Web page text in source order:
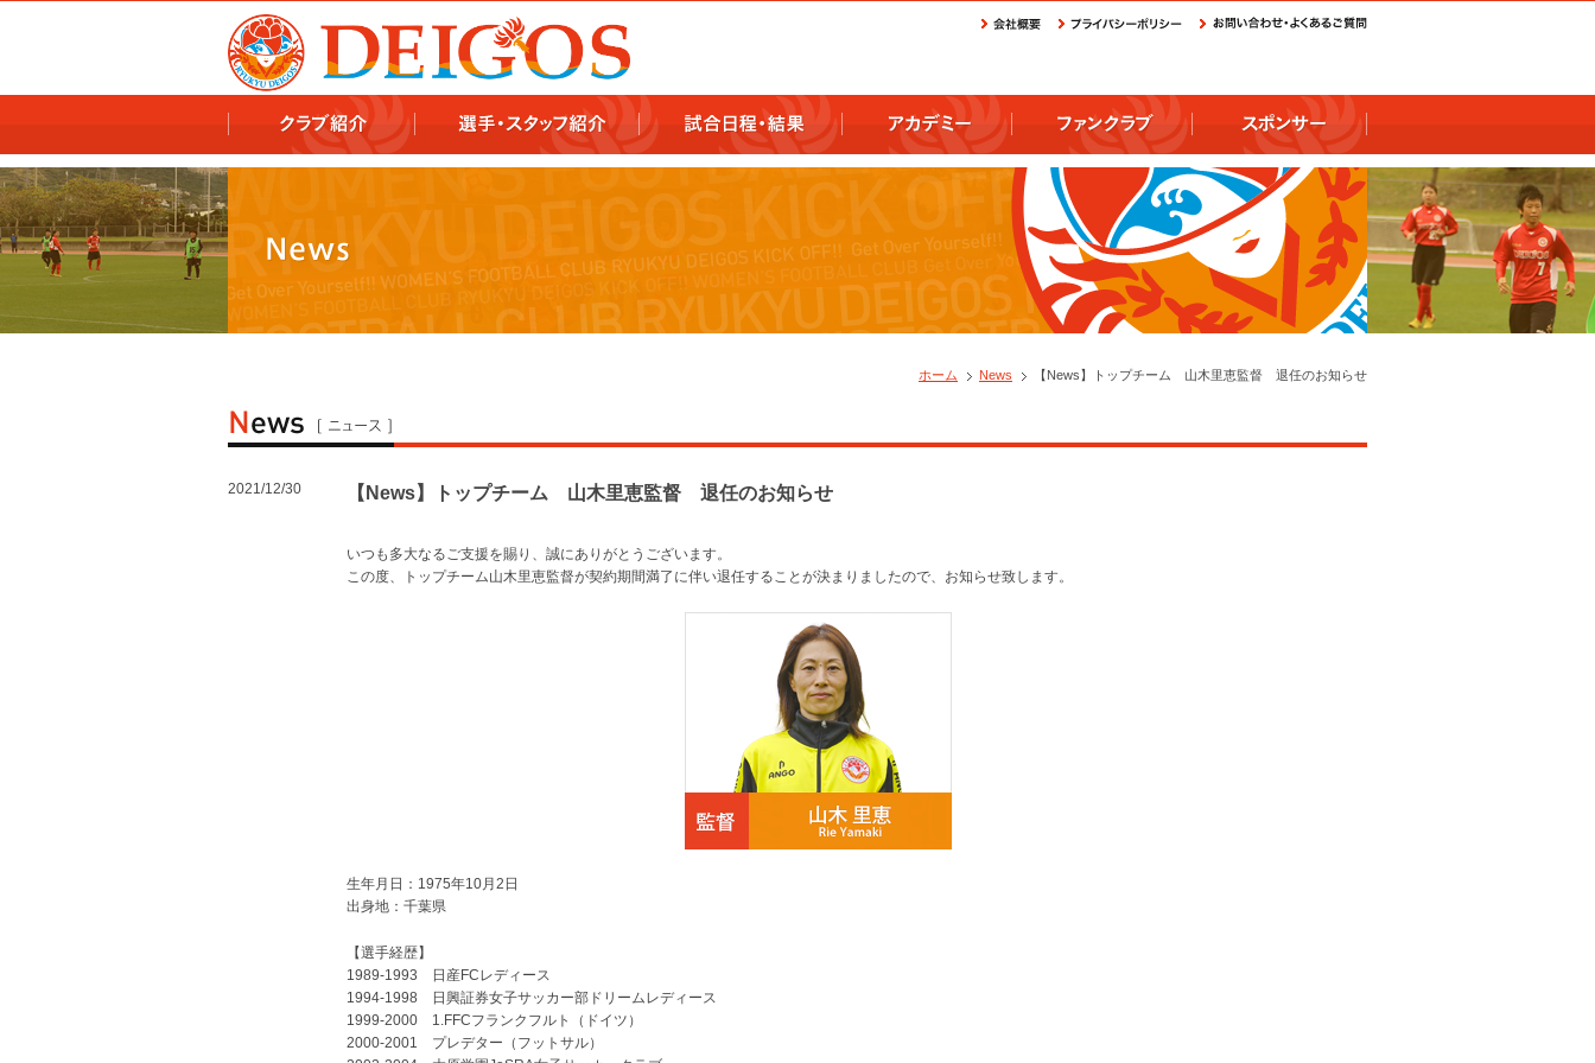
ホーム News 【News】トップチーム 山木里恵監督 退任のお知らせ
2021/12/30 【News】トップチーム 山木里恵監督 退任のお知らせ
いつも多大なるご支援を賜り、誠にありがとうございます。
この度、トップチーム山木里恵監督が契約期間満了に伴い退任することが決まりましたので、お知らせ致します。
生年月日：1975年10月2日
出身地：千葉県
【選手経歴】
1989-1993 日産FCレディース
1994-1998 日興証券女子サッカー部ドリームレディース
1999-2000 1.FFCフランクフルト（ドイツ）
2000-2001 プレデター（フットサル）